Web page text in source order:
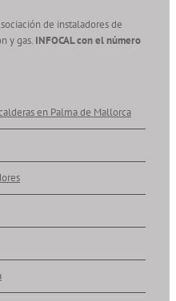
de instaladores de
y gas. INFOCAL con el número
en Palma de Mallorca